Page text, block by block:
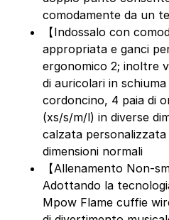
comodamente da un
【Indossalo con
appropriata e ganci
ergonomico 2; inoltre
di auricolari in
cordoncino, 4 paia di
(xs/s/m/l) in diverse
calzata
dimensioni normali
【Allenamento Non-
Adottando la
Mpow Flame cuffie